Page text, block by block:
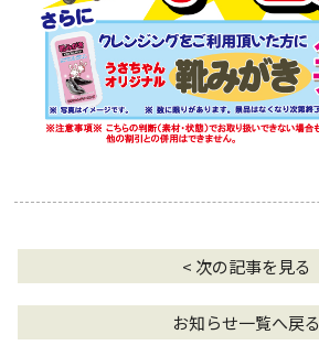
< 次の記事を見る
お知らせ一覧へ戻る